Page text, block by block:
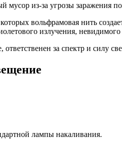
из-за угрозы заражения
вольфрамовая нить
излучения,
за спектр и силу
лампы накаливания.